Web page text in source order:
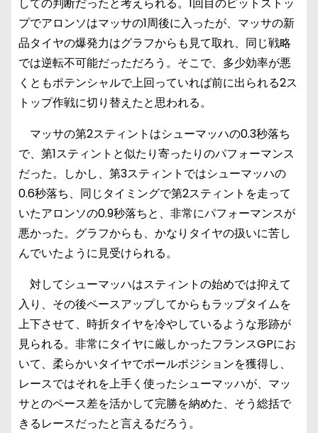
プでアロンソはマッサの1周後に入ったが、マッサの新
品タイヤの爆発力はグラフからも見て取れ、同じ戦略
では逆転不可能だっただろう。そこで、多少効率が悪
くともポテンシャルで上回っていれば前に出られる2ス
トップ作戦に切り替えたと思われる。
マッサの第2スティントはシューマッハの0.3秒落ち
で、第1スティントと似たり寄ったりのパフォーマンス
だった。しかし、第3スティントではシューマッハの
0.6秒落ち、同じタイミングで第2スティントを走って
いたアロンソの0.9秒落ちと、非常にパフォーマンスが
悪かった。グラフからも、かなりタイヤの扱いに苦し
んでいたように見受けられる。
対してシューマッハはスティントの始めでは抑えて
入り、その後ペースアップしてからもラップタイムを
上下させて、時折タイヤを冷やしているような形跡が
見られる。非常にタイヤに厳しかったフランスGPにお
いて、柔らかいタイヤでポールポジションを獲得し、
レースではそれを上手く使ったシューマッハが、マッ
サとのペース差を活かして完勝を納めた、そう総括で
きるレースだったと言えるだろう。